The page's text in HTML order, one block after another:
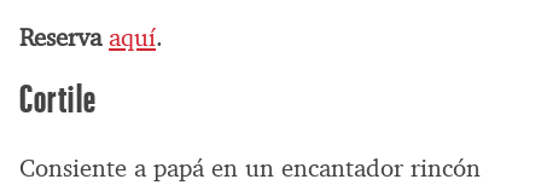
Reserva aquí.
Cortile
Consiente a papá en un encantador rincón